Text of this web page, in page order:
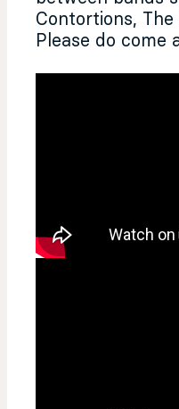
Contortions, The
Please do come